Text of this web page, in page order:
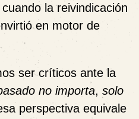
cuando la reivindicación
en motor de
ser críticos ante la
no importa, solo
perspectiva equivale